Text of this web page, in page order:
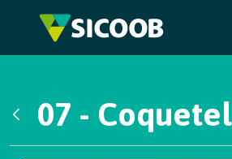
Pular para o Conteúdo principal
07 - Coquetel